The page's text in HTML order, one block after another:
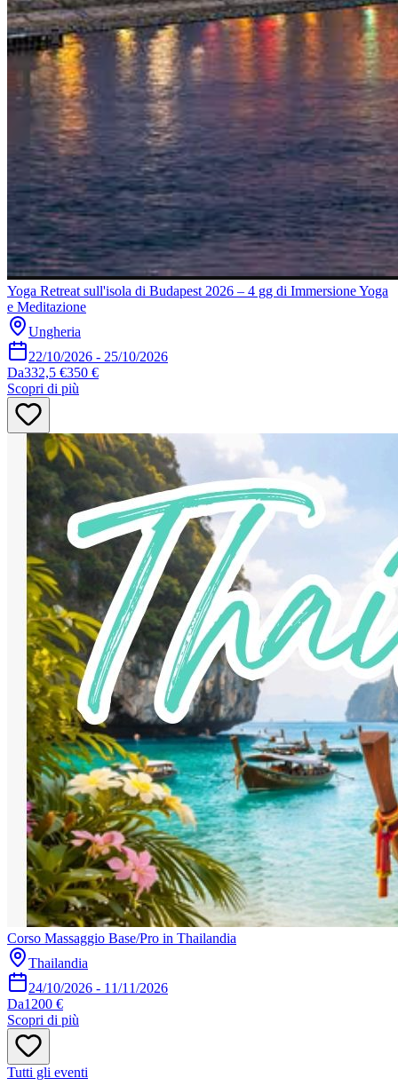
Yoga Retreat sull'isola di Budapest 2026 – 4 gg di Immersione Yoga
e Meditazione
Ungheria
22/10/2026 - 25/10/2026
Da332,5 €350 €
Scopri di più
Corso Massaggio Base/Pro in Thailandia
Thailandia
24/10/2026 - 11/11/2026
Da1200 €
Scopri di più
Tutti gli eventi